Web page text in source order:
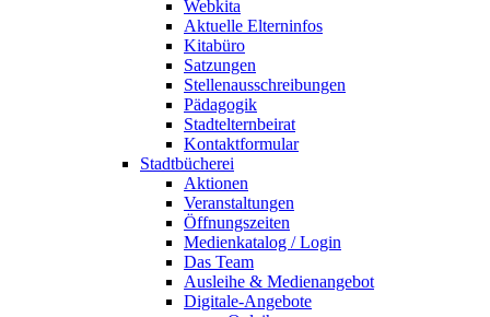
Webkita
Aktuelle Elterninfos
Kitabüro
Satzungen
Stellenausschreibungen
Pädagogik
Stadtelternbeirat
Kontaktformular
Stadtbücherei
Aktionen
Veranstaltungen
Öffnungszeiten
Medienkatalog / Login
Das Team
Ausleihe & Medienangebot
Digitale-Angebote